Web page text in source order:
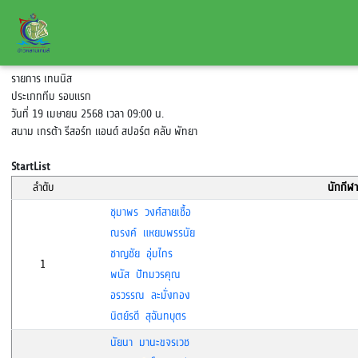
รายการ เทนนิส
ประเภททีม รอบแรก
วันที่ 19 เมษายน 2568 เวลา 09:00 น.
สนาม เกรต้า รีสอร์ท แอนด์ สปอร์ต คลับ พัทยา
StartList
ลำดับ
นักกีฬา
1
ชุมาพร วงศ์สายเชื้อ
ณรงค์ แหยมพรรนัย
ชาญชัย อุ่มไกร
พนัส ปัทมวรคุณ
อรวรรณ ละมั่งทอง
นิตย์รดี สุฉันทบุตร
นัยนา มานะขจรเวช